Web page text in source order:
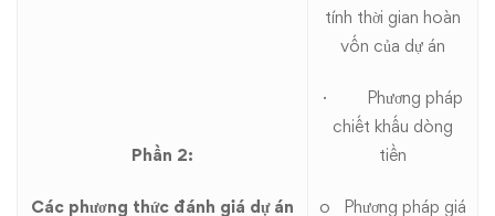
Phần 2:
Các phương thức đánh giá dự án
tính thời gian hoàn
vốn của dự án
· Phương pháp
chiết khấu dòng
tiền
o Phương pháp giá